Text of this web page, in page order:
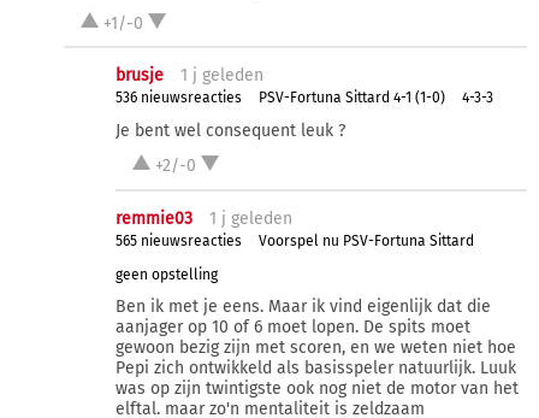
+1/-0
brusje 1 j geleden
536 nieuwsreacties PSV-Fortuna Sittard 4-1 (1-0) 4-3-3
Je bent wel consequent leuk ?
+2/-0
remmie03 1 j geleden
565 nieuwsreacties
Voorspel nu PSV-Fortuna Sittard
geen opstelling
Ben ik met je eens. Maar ik vind eigenlijk dat die
aanjager op 10 of 6 moet lopen. De spits moet
gewoon bezig zijn met scoren, en we weten niet hoe
Pepi zich ontwikkeld als basisspeler natuurlijk. Luuk
was op zijn twintigste ook nog niet de motor van het
elftal. maar zo'n mentaliteit is zeldzaam